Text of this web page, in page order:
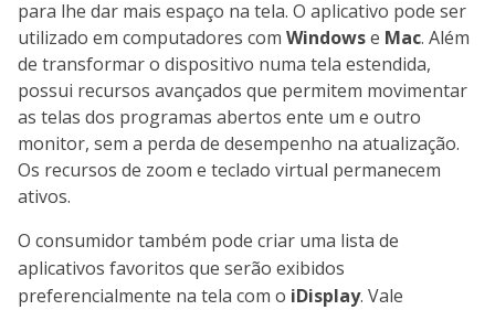
para lhe dar mais espaço na tela. O aplicativo pode ser
utilizado em computadores com Windowse Mac. Além
de transformar o dispositivo numa tela estendida,
possui recursos avançados que permitem movimentar
as telas dos programas abertos ente um e outro
monitor, sem a perda de desempenho na atualização.
Os recursos de zoom e teclado virtual permanecem
ativos.
O consumidor também pode criar uma lista de
aplicativos favoritos que serão exibidos
preferencialmente na tela com o iDisplay. Vale